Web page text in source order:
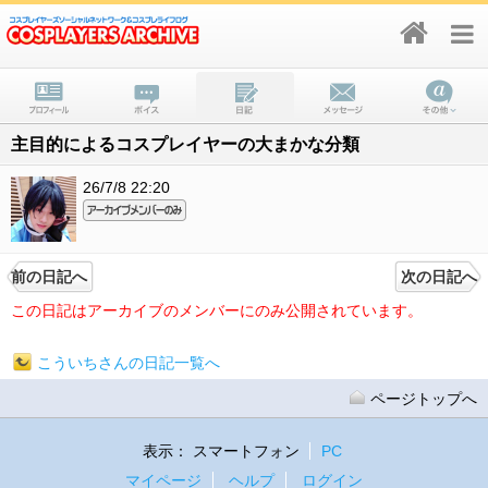
主目的によるコスプレイヤーの大まかな分類
26/7/8 22:20
前の日記へ
次の日記へ
この日記はアーカイブのメンバーにのみ公開されています。
こういちさんの日記一覧へ
ページトップへ
表示： スマートフォン
PC
マイページ
ヘルプ ログイン